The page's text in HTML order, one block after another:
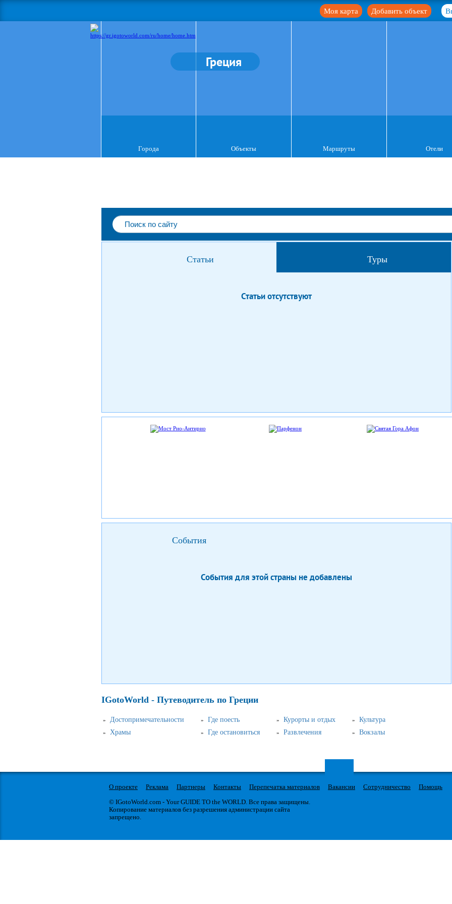
Добавить объект
Моя карта
Греция
Города Объекты Маршруты Отели
Статьи Туры
Статьи отсутствуют
События
События для этой страны не добавлены
IGotoWorld - Путеводитель по Греции
Достопримечательности Где поесть Курорты и отдых
Культура
Храмы
Где остановиться Развлечения Вокзалы
О проекте Реклама Партнеры Контакты Перепечатка материалов Вакансии Сотрудничество
Помощь
© IGotoWorld.com - Your GUIDE TO the WORLD. Все права защищены.
Копирование материалов без разрешения администрации сайта
запрещено.